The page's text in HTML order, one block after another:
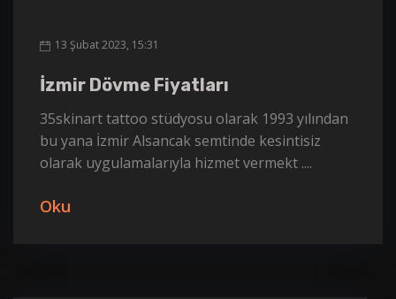
13 Şubat 2023, 15:31
İzmir Dövme Fiyatları
35skinart tattoo stüdyosu olarak 1993 yılından
bu yana İzmir Alsancak semtinde kesintisiz
olarak uygulamalarıyla hizmet vermekt ....
Oku